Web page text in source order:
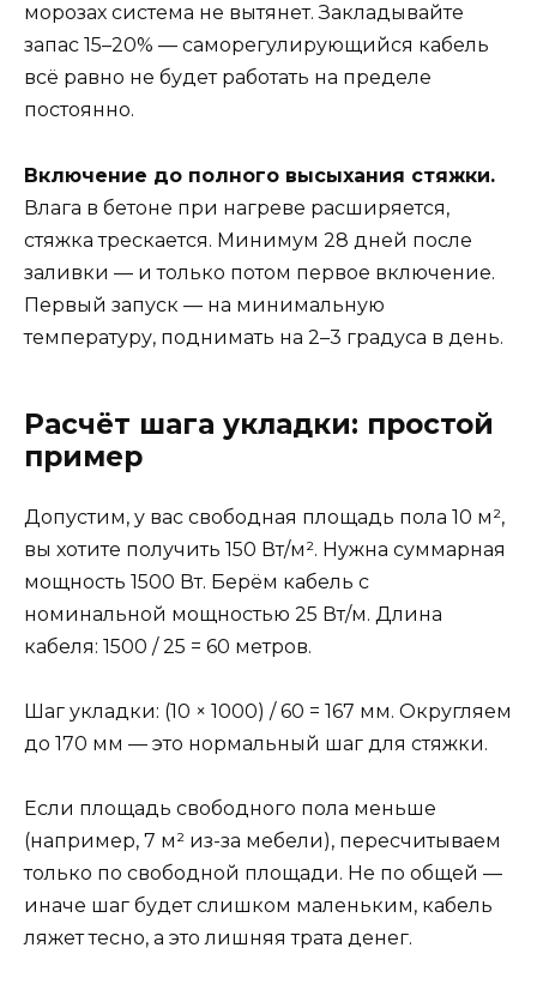
морозах система не вытянет. Закладывайте
запас 15–20% — саморегулирующийся кабель
всё равно не будет работать на пределе
постоянно.
Включение до полного высыхания стяжки.
Влага в бетоне при нагреве расширяется,
стяжка трескается. Минимум 28 дней после
заливки — и только потом первое включение.
Первый запуск — на минимальную
температуру, поднимать на 2–3 градуса в день.
Расчёт шага укладки: простой
пример
Допустим, у вас свободная площадь пола 10 м²,
вы хотите получить 150 Вт/м². Нужна суммарная
мощность 1500 Вт. Берём кабель с
номинальной мощностью 25 Вт/м. Длина
кабеля: 1500 / 25 = 60 метров.
Шаг укладки: (10 × 1000) / 60 = 167 мм. Округляем
до 170 мм — это нормальный шаг для стяжки.
Если площадь свободного пола меньше
(например, 7 м² из-за мебели), пересчитываем
только по свободной площади. Не по общей —
иначе шаг будет слишком маленьким, кабель
ляжет тесно, а это лишняя трата денег.